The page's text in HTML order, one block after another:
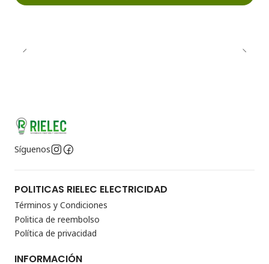
Síguenos
POLITICAS RIELEC ELECTRICIDAD
Términos y Condiciones
Politica de reembolso
Política de privacidad
INFORMACIÓN